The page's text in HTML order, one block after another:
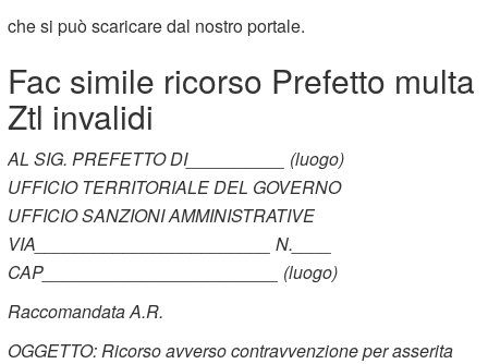
che si può scaricare dal nostro portale.
Fac simile ricorso Prefetto multa
Ztl invalidi
AL SIG. PREFETTO DI__________ (luogo)
UFFICIO TERRITORIALE DEL GOVERNO
UFFICIO SANZIONI AMMINISTRATIVE
VIA________________________ N.____
CAP________________________ (luogo)
Raccomandata A.R.
OGGETTO: Ricorso avverso contravvenzione per asserita